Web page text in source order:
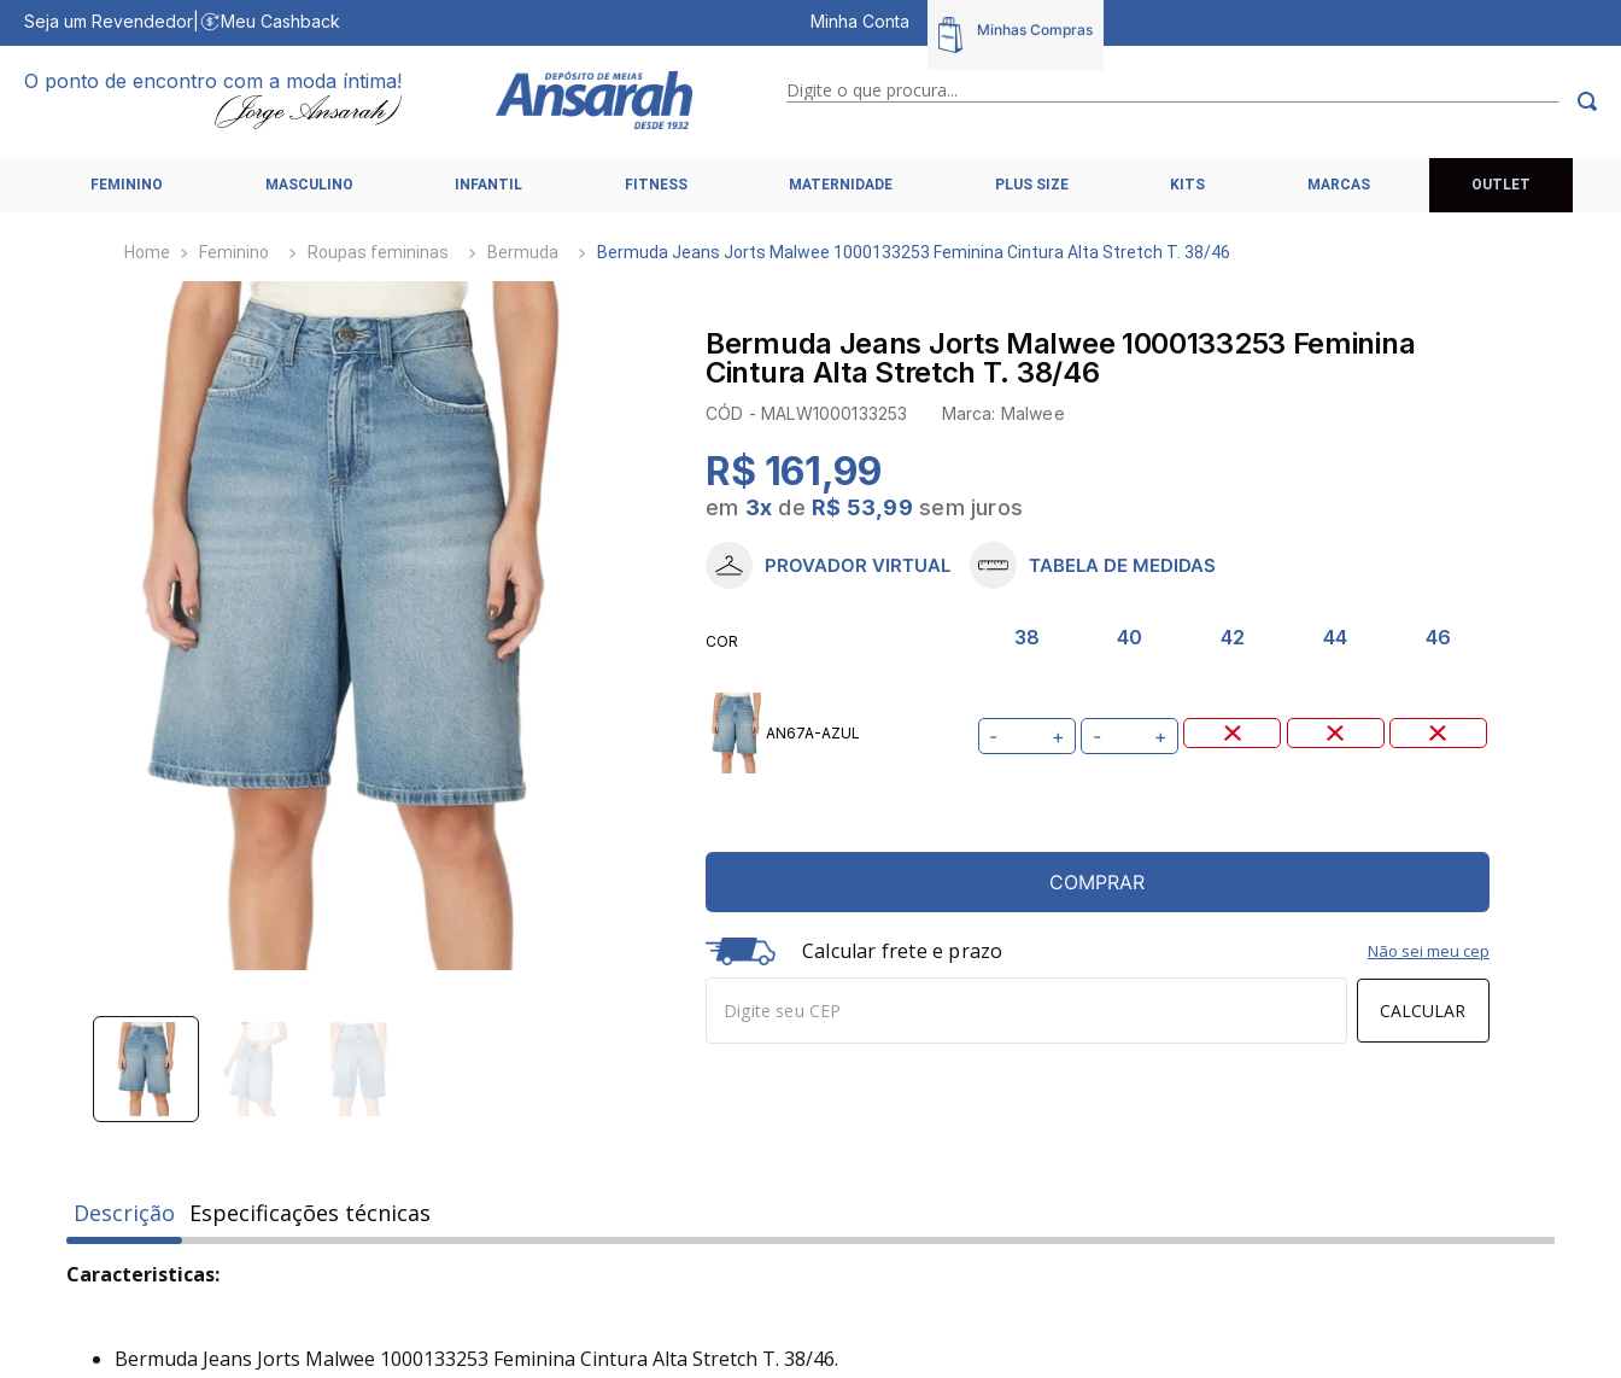
Seja um Revendedor Meu Cashback Minha Conta
O ponto de encontro com a moda íntima! Digite o que procura...
FEMININO MASCULINO INFANTIL FITNESS MATERNIDADE PLUS SIZE KITS MARCAS OUTLET
Feminino Roupas femininas Bermuda Bermuda Jeans Jorts Malwee 1000133253 Feminina Cintura Alta Stretch T. 38/46
Bermuda Jeans Jorts Malwee 1000133253 Feminina
Cintura Alta Stretch T. 38/46
CÓD -MALW1000133253 Marca: Malwee
R$ 161,99
em 3x de R$ 53,99 sem juros
PROVADOR VIRTUAL TABELA DE MEDIDAS
COR 38 40 42 44 46
AN67A-AZUL - + - +
COMPRAR
Calcular frete e prazo
CALCULAR
Não sei meu cep
Descrição Especificações técnicas
Caracteristicas:
Bermuda Jeans Jorts Malwee 1000133253 Feminina Cintura Alta Stretch T. 38/46.
1 º
calcinhas
5º
sutiã liz
6º
sutias
8 º
hering intimates
10º meia lupo